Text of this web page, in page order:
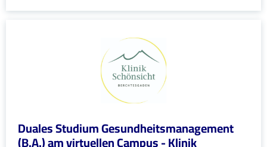
Duales Studium Gesundheitsmanagement
(B.A.) am virtuellen Campus - Klinik